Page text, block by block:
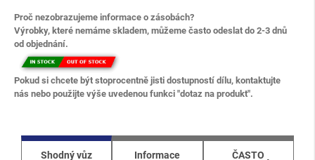
Proč nezobrazujeme informace o zásobách?
Výrobky, které nemáme skladem, můžeme často odeslat do 2-3 dnů
od objednání.
Pokud si chcete být stoprocentně jisti dostupností dílu, kontaktujte
nás nebo použijte výše uvedenou funkci "dotaz na produkt".
Shodný vůz Informace
ČASTO